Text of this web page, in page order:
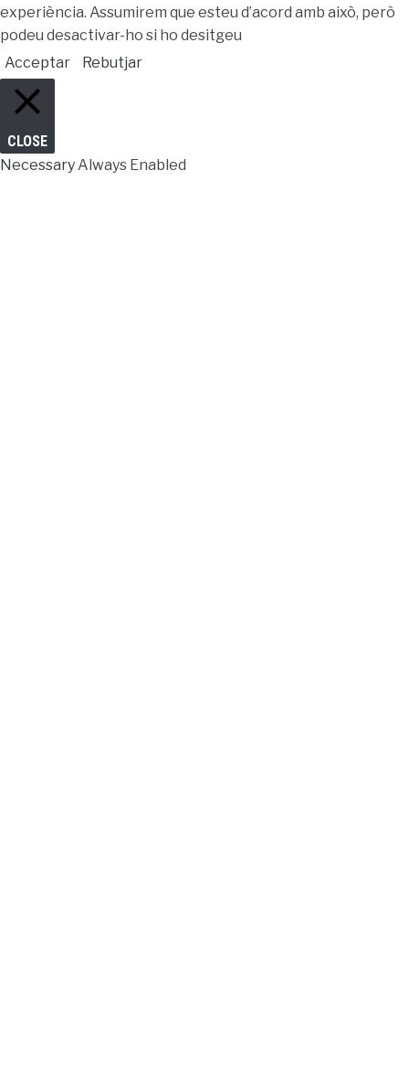
experiència. Assumirem que esteu d’acord amb això, però
podeu desactivar-ho si ho desitgeu
Acceptar
Rebutjar
CLOSE
NecessaryAlways Enabled